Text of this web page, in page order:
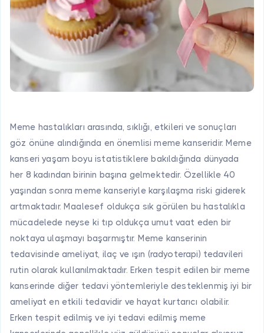
Meme hastalıkları arasında, sıklığı, etkileri ve sonuçları
göz önüne alındığında en önemlisi meme kanseridir. Meme
kanseri yaşam boyu istatistiklere bakıldığında dünyada
her 8 kadından birinin başına gelmektedir. Özellikle 40
yaşından sonra meme kanseriyle karşılaşma riski giderek
artmaktadır. Maalesef oldukça sık görülen bu hastalıkla
mücadelede neyse ki tıp oldukça umut vaat eden bir
noktaya ulaşmayı başarmıştır. Meme kanserinin
tedavisinde ameliyat, ilaç ve ışın (radyoterapi) tedavileri
rutin olarak kullanılmaktadır. Erken tespit edilen bir meme
kanserinde diğer tedavi yöntemleriyle desteklenmiş iyi bir
ameliyat en etkili tedavidir ve hayat kurtarıcı olabilir.
Erken tespit edilmiş ve iyi tedavi edilmiş meme